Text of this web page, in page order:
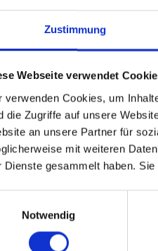
Zustimmung
Webseite verwendet
verwenden Cookies, um
die Zugriffe auf unsere
an unsere Partner für
mit weiteren
Dienste gesammelt haben.
Notwendig
Polo Shirt
Siebenrock